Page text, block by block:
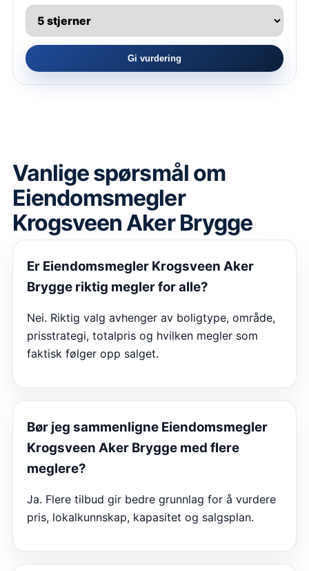
Gi vurdering
Vanlige spørsmål om
Eiendomsmegler
Krogsveen Aker Brygge
Er Eiendomsmegler Krogsveen Aker
Brygge riktig megler for alle?
Nei. Riktig valg avhenger av boligtype, område,
prisstrategi, totalpris og hvilken megler som
faktisk følger opp salget.
Bør jeg sammenligne Eiendomsmegler
Krogsveen Aker Brygge med flere
meglere?
Ja. Flere tilbud gir bedre grunnlag for å vurdere
pris, lokalkunnskap, kapasitet og salgsplan.